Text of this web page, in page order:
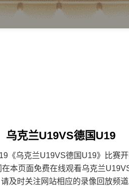
乌克兰U19VS德国U19
乌克兰U19VS德国U19》比赛
本页面免费在线观看乌克兰
及时关注网站相应的录像回放频道